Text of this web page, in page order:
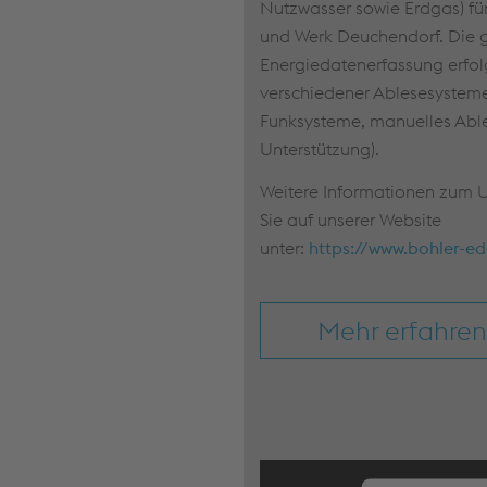
Nutzwasser sowie Erdgas)
und Werk Deuchendorf. Die
Energiedatenerfassung
verschiedener
Funksysteme, manuelles
Unterstützung).​
Weitere Informationen zum
Sie auf unserer Website
unter: https://www.bohler-
Mehr erfahren